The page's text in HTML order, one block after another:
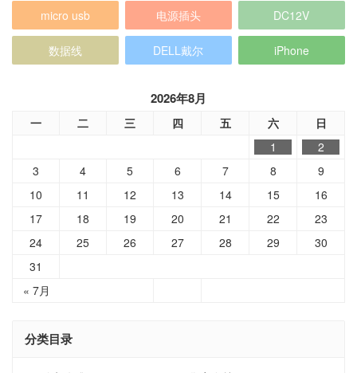
micro usb 电源插头 DC12V
数据线 DELL戴尔 iPhone
2026年8月
一 二 三 四 五 六 日
« 7月
1
2
3
4 5 6 7 8
9
10
11 12 13 14 15
16
17
18 19 20 21 22
23
24
25 26 27 28 29
30
31
分类目录